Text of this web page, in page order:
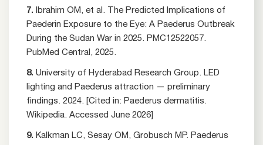
7. Ibrahim OM, et al. The Predicted Implications of
Paederin Exposure to the Eye: A Paederus Outbreak
During the Sudan War in 2025. PMC12522057.
PubMed Central, 2025.
8. University of Hyderabad Research Group. LED
lighting and Paederus attraction — preliminary
findings. 2024. [Cited in: Paederus dermatitis.
Wikipedia. Accessed June 2026]
9. Kalkman LC, Sesay OM, Grobusch MP. Paederus